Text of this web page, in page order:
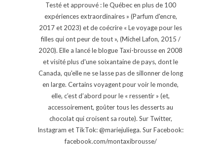
Testé et approuvé : le Québec en plus de 100
expériences extraordinaires » (Parfum d'encre,
2017 et 2023) et de coécrire « Le voyage pour les
filles qui ont peur de tout », (Michel Lafon, 2015 /
2020). Elle a lancé le blogue Taxi-brousse en 2008
et visité plus d'une soixantaine de pays, dont le
Canada, qu'elle ne se lasse pas de sillonner de long
en large. Certains voyagent pour voir le monde,
elle, c’est d’abord pour le « ressentir » (et,
accessoirement, goûter tous les desserts au
chocolat qui croisent sa route). Sur Twitter,
Instagram et TikTok: @mariejuliega. Sur Facebook:
facebook.com/montaxibrousse/